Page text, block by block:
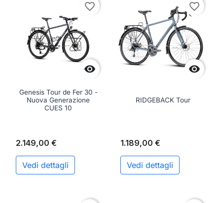

favorite_border
Genesis Tour de Fer 30 -
Nuova Generazione
CUES 10
2.149,00 €
Vedi dettagli

favorite_border
RIDGEBACK Tour
1.189,00 €
Vedi dettagli